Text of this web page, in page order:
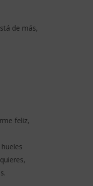
de más,
feliz,